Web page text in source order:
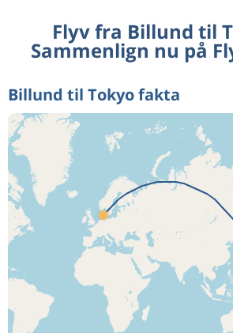
Flyv fra Billund til
Sammenlign nu på
Billund til Tokyo fakta